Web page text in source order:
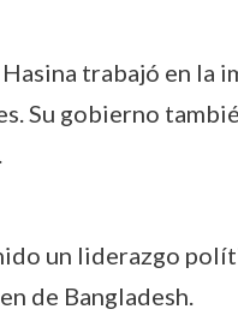
trabajó en la
Su gobierno
un liderazgo
de Bangladesh.